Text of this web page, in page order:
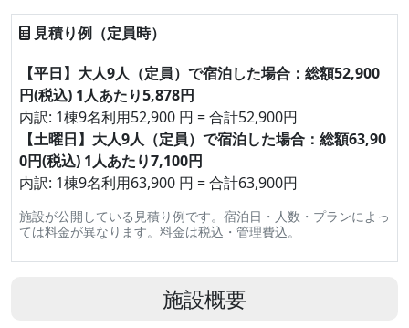
見積り例（定員時）
【平日】大人9人（定員）で宿泊した場合：総額52,900
円(税込) 1人あたり5,878円
内訳: 1棟9名利用52,900 円 = 合計52,900円
【土曜日】大人9人（定員）で宿泊した場合：総額63,90
0円(税込) 1人あたり7,100円
内訳: 1棟9名利用63,900 円 = 合計63,900円
施設が公開している見積り例です。宿泊日・人数・プランによっ
ては料金が異なります。料金は税込・管理費込。
施設概要